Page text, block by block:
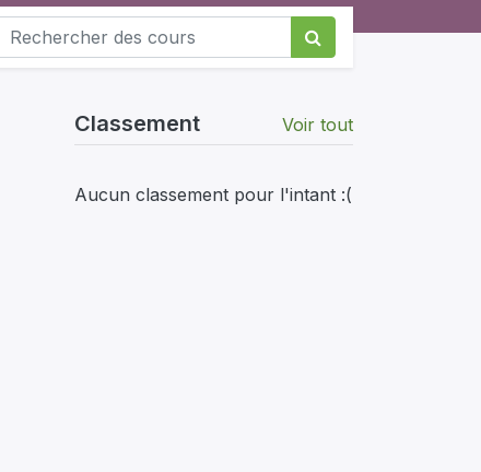
Voir tout
Classement
Aucun classement pour l'intant :(